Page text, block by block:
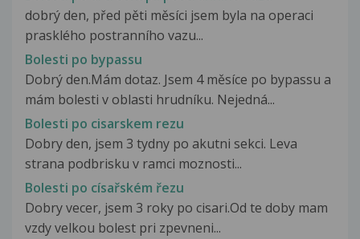
dobrý den, před pěti měsíci jsem byla na operaci
prasklého postranního vazu...
Bolesti po bypassu
Dobrý den.Mám dotaz. Jsem 4 měsíce po bypassu a
mám bolesti v oblasti hrudníku. Nejedná...
Bolesti po cisarskem rezu
Dobry den, jsem 3 tydny po akutni sekci. Leva
strana podbrisku v ramci moznosti...
Bolesti po císařském řezu
Dobry vecer, jsem 3 roky po cisari.Od te doby mam
vzdy velkou bolest pri zpevneni...